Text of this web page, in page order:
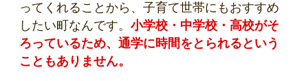
ってくれることから、子育て世帯にもおすすめ
したい町なんです。 小学校・中学校・高校がそ
ろっているため、通学に時間をとられるという
こともありません。